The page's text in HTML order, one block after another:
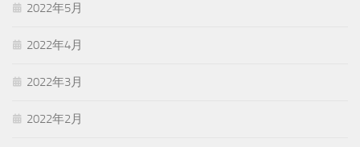
2022年5月
2022年4月
2022年3月
2022年2月